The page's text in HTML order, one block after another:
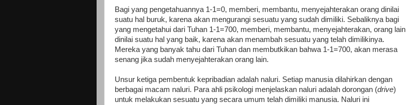
Bagi yang pengetahuannya 1-1=0, memberi, membantu, menyejahterakan orang dinilai
suatu hal buruk, karena akan mengurangi sesuatu yang sudah dimiliki. Sebaliknya bagi
yang mengetahui dari Tuhan 1-1=700, memberi, membantu, menyejahterakan, orang lain
dinilai suatu hal yang baik, karena akan menambah sesuatu yang telah dimilikinya.
Mereka yang banyak tahu dari Tuhan dan membutkikan bahwa 1-1=700, akan merasa
senang jika sudah menyejahterakan orang lain.
Unsur ketiga pembentuk kepribadian adalah naluri. Setiap manusia dilahirkan dengan
berbagai macam naluri. Para ahli psikologi menjelaskan naluri adalah dorongan (drive)
untuk melakukan sesuatu yang secara umum telah dimiliki manusia. Naluri ini